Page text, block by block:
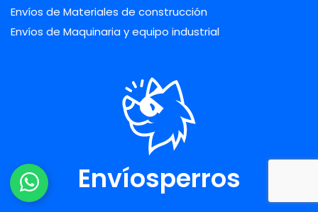
Envíos de Materiales de construcción
Envíos de Maquinaria y equipo industrial
Envíosperros